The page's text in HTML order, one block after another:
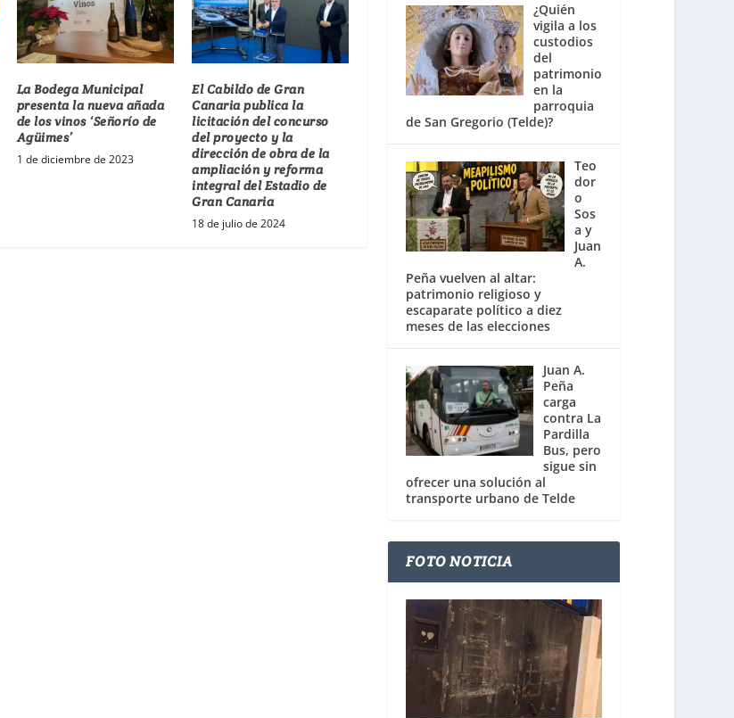
La Bodega Municipal
presenta la nueva añada
de los vinos ‘Señorío de
Agüimes’
1 de diciembre de 2023
El Cabildo de Gran
Canaria publica la
licitación del concurso
del proyecto y la
dirección de obra de la
ampliación y reforma
integral del Estadio de
Gran Canaria
18 de julio de 2024
¿Quién
vigila a los
custodios
del
patrimonio
en la
parroquia
de San Gregorio (Telde)?
Teo
dor
o
Sos
a y
Juan
A.
Peña vuelven al altar:
patrimonio religioso y
escaparate político a diez
meses de las elecciones
Juan A.
Peña
carga
contra La
Pardilla
Bus, pero
sigue sin
ofrecer una solución al
transporte urbano de Telde
FOTO NOTICIA